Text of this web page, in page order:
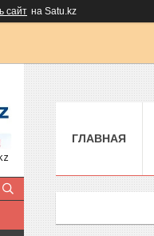
сайт на Satu.kz
ГЛАВНАЯ